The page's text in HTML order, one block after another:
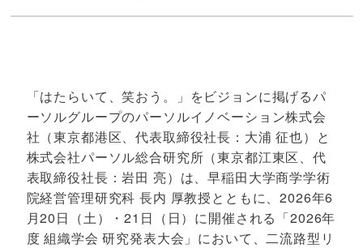
「はたらいて、笑おう。」をビジョンに掲げるパ
ーソルグループのパーソルイノベーション株式会
社（東京都港区、代表取締役社長：大浦 征也）と
株式会社パーソル総合研究所（東京都江東区、代
表取締役社長：岩田 亮）は、早稲田大学商学学術
院経営管理研究科 長内 厚教授とともに、2026年6
月20日（土）・21日（日）に開催される「2026年
度 組織学会 研究発表大会」において、二流路型リ